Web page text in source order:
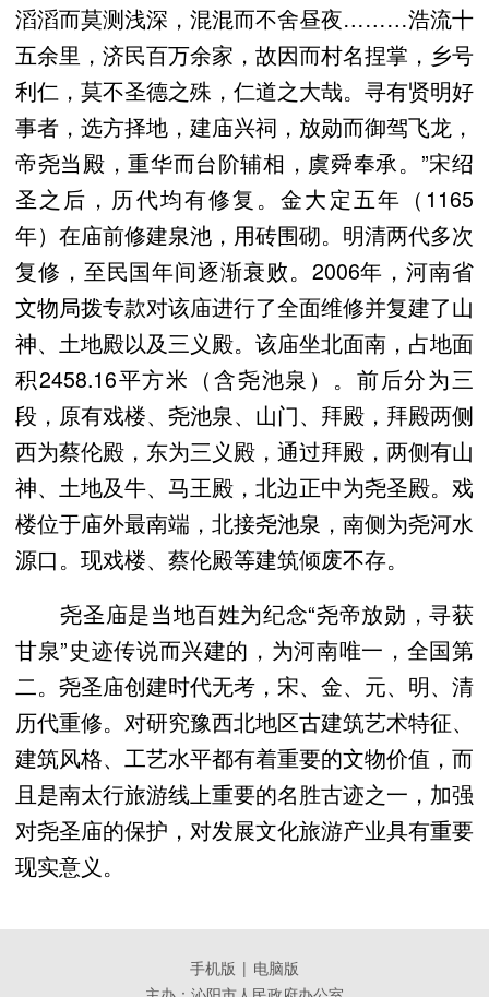
滔滔而莫测浅深，混混而不舍昼夜………浩流十
五余里，济民百万余家，故因而村名捏掌，乡号
利仁，莫不圣德之殊，仁道之大哉。寻有贤明好
事者，选方择地，建庙兴祠，放勋而御驾飞龙，
帝尧当殿，重华而台阶辅相，虞舜奉承。”宋绍
圣之后，历代均有修复。金大定五年（1165
年）在庙前修建泉池，用砖围砌。明清两代多次
复修，至民国年间逐渐衰败。2006年，河南省
文物局拨专款对该庙进行了全面维修并复建了山
神、土地殿以及三义殿。该庙坐北面南，占地面
积2458.16平方米（含尧池泉）。前后分为三
段，原有戏楼、尧池泉、山门、拜殿，拜殿两侧
西为蔡伦殿，东为三义殿，通过拜殿，两侧有山
神、土地及牛、马王殿，北边正中为尧圣殿。戏
楼位于庙外最南端，北接尧池泉，南侧为尧河水
源口。现戏楼、蔡伦殿等建筑倾废不存。
尧圣庙是当地百姓为纪念“尧帝放勋，寻获
甘泉”史迹传说而兴建的，为河南唯一，全国第
二。尧圣庙创建时代无考，宋、金、元、明、清
历代重修。对研究豫西北地区古建筑艺术特征、
建筑风格、工艺水平都有着重要的文物价值，而
且是南太行旅游线上重要的名胜古迹之一，加强
对尧圣庙的保护，对发展文化旅游产业具有重要
现实意义。
手机版 | 电脑版